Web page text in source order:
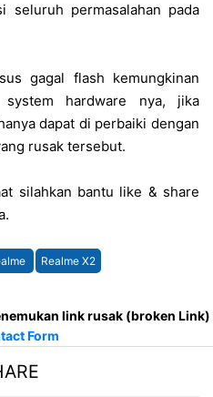
seluruh permasalahan pada
gagal flash kemungkinan
system hardware nya, jika
dapat di perbaiki dengan
rusak tersebut.
silahkan bantu like & share
Realme X2
link rusak (broken Link)
Form